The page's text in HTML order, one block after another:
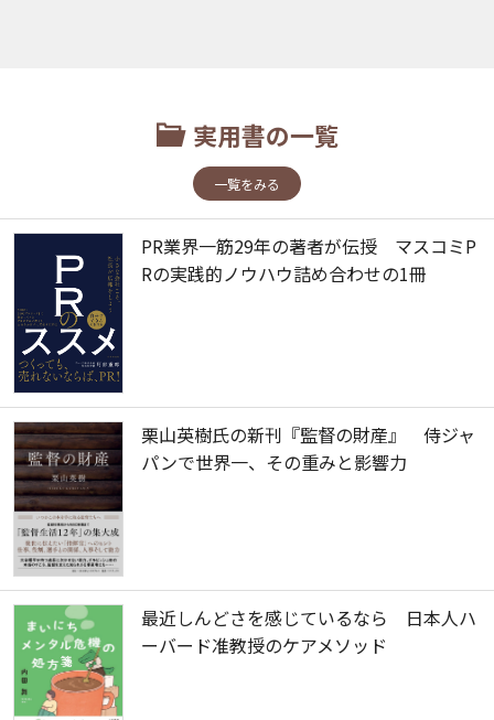
実用書の一覧
一覧をみる
PR業界一筋29年の著者が伝授 マスコミP
Rの実践的ノウハウ詰め合わせの1冊
栗山英樹氏の新刊『監督の財産』 侍ジャ
パンで世界一、その重みと影響力
最近しんどさを感じているなら 日本人ハ
ーバード准教授のケアメソッド